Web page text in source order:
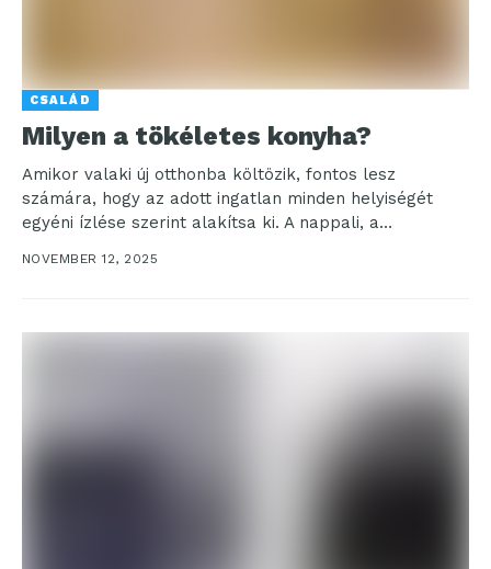
CSALÁD
Milyen a tökéletes konyha?
Amikor valaki új otthonba költözik, fontos lesz
számára, hogy az adott ingatlan minden helyiségét
egyéni ízlése szerint alakítsa ki. A nappali, a
NOVEMBER 12, 2025